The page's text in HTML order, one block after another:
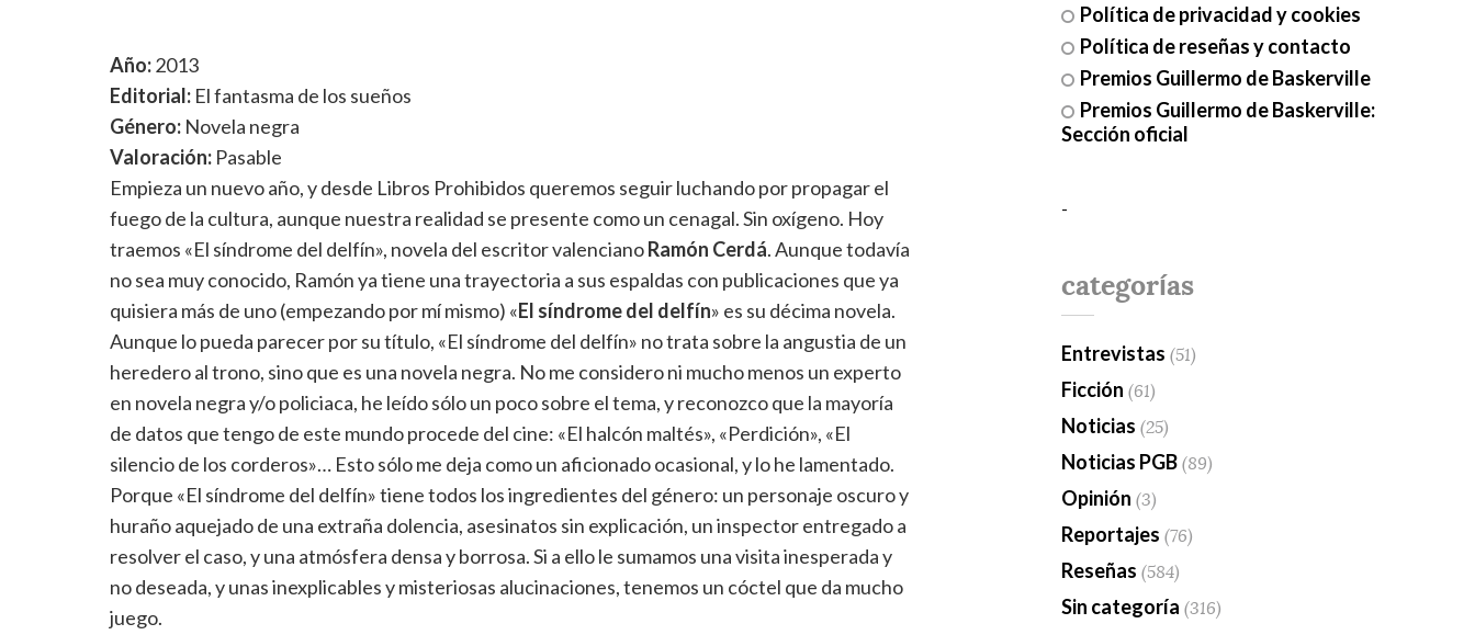
Año:2013
Editorial: El fantasma de los sueños
Género:Novela negra
Valoración:Pasable
Empieza un nuevo año, y desde Libros Prohibidos queremos seguir luchando por propagar el
fuego de la cultura, aunque nuestra realidad se presente como un cenagal. Sin oxígeno. Hoy
traemos «El síndrome del delfín», novela del escritor valencianoRamón Cerdá. Aunque todavía
no sea muy conocido, Ramón ya tiene una trayectoria a sus espaldas con publicaciones que ya
quisiera más de uno (empezando por mí mismo) «El síndrome del delfín» es su décima novela.
Aunque lo pueda parecer por su título, «El síndrome del delfín» no trata sobre la angustia de un
heredero al trono, sino que es una novela negra. No me considero ni mucho menos un experto
en novela negra y/o policiaca, he leído sólo un poco sobre el tema, y reconozco que la mayoría
de datos que tengo de este mundo procede del cine: «El halcón maltés», «Perdición», «El
silencio de los corderos»… Esto sólo me deja como un aficionado ocasional, y lo he lamentado.
Porque «El síndrome del delfín» tiene todos los ingredientes del género: un personaje oscuro y
huraño aquejado de una extraña dolencia, asesinatos sin explicación, un inspector entregado a
resolver el caso, y una atmósfera densa y borrosa. Si a ello le sumamos una visita inesperada y
no deseada, y unas inexplicables y misteriosas alucinaciones, tenemos un cóctel que da mucho
juego.
Política de privacidad y cookies
Política de reseñas y contacto
Premios Guillermo de Baskerville
Premios Guillermo de Baskerville:
Sección oficial
-
categorías
Entrevistas (51)
Ficción (61)
Noticias (25)
Noticias PGB (89)
Opinión (3)
Reportajes (76)
Reseñas (584)
Sin categoría (316)